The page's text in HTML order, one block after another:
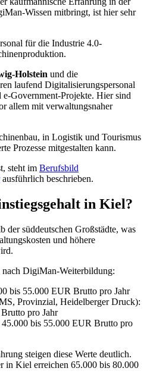
Wissen mitbringt, ist hier sehr
für die Industrie 4.0-
Holstein und die
laufend Digitalisierungspersonal
Government-Projekte. Hier sind
allem mit verwaltungsnaher
in Logistik und Tourismus
Prozesse mitgestalten kann.
steht im Berufsbild
ausführlich beschrieben.
in Kiel?
der süddeutschen Großstädte, was
und höhere
DigiMan-Weiterbildung:
bis 55.000 EUR Brutto pro Jahr
Provinzial, Heidelberger Druck):
pro Jahr
bis 55.000 EUR Brutto pro
steigen diese Werte deutlich.
in Kiel erreichen 65.000 bis 80.000